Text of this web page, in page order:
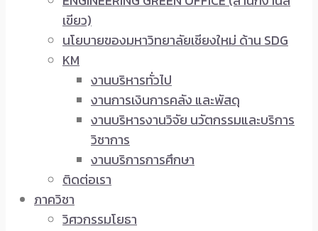
เขียว)
นโยบายของมหาวิทยาลัยเชียงใหม่ ด้าน SDG
KM
งานบริหารทั่วไป
งานการเงินการคลัง และพัสดุ
งานบริหารงานวิจัย นวัตกรรมและบริการ
วิชาการ
งานบริการการศึกษา
ติดต่อเรา
ภาควิชา
วิศวกรรมโยธา